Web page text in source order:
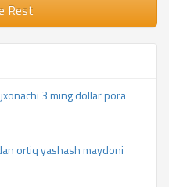
Rest
3 ming dollar pora
ortiq yashash maydoni